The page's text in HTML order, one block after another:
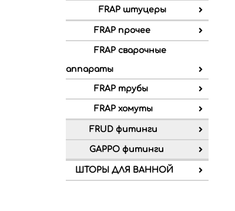
FRAP штуцеры
FRAP прочее
FRAP сварочные
аппараты
FRAP трубы
FRAP хомуты
FRUD фитинги
GAPPO фитинги
ШТОРЫ ДЛЯ ВАННОЙ